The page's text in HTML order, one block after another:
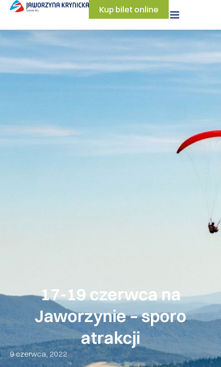
Kup bilet online
17-19 czerwca na
Jaworzynie – sporo
atrakcji
9 czerwca, 2022